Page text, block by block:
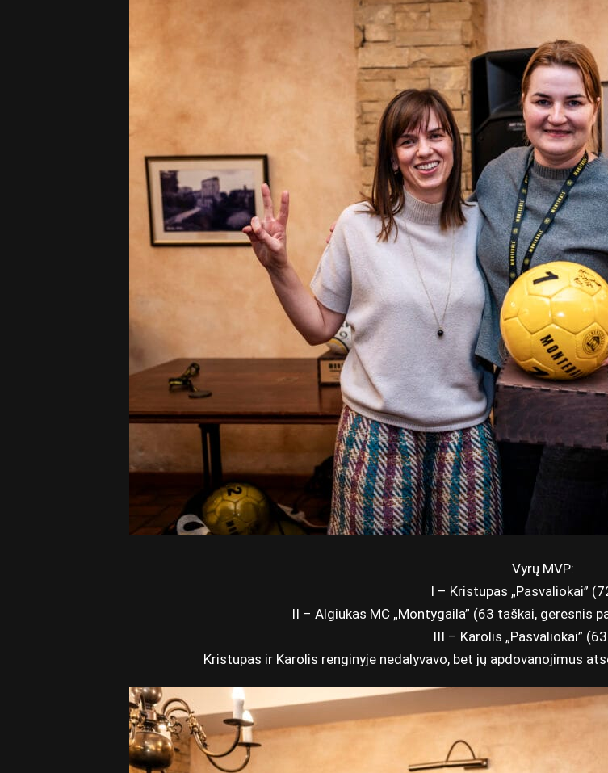
Vyrų MVP:
I – Kristupas „Pasvaliokai”
II – Algiukas MC „Montygaila” (63 taškai, geresnis
III – Karolis „Pasvaliokai”
Kristupas ir Karolis renginyje nedalyvavo, bet jų apdovanojimus